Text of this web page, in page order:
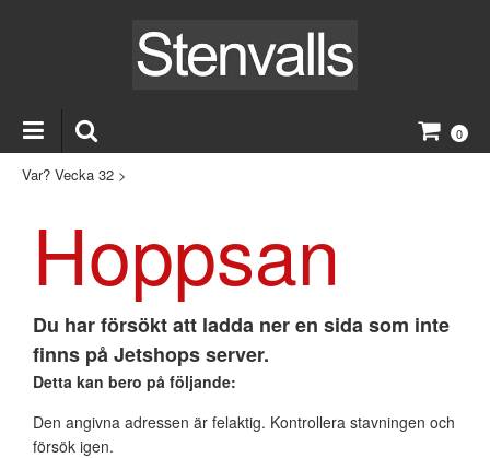
0
Var? Vecka 32 >
Hoppsan
Du har försökt att ladda ner en sida som inte
finns på Jetshops server.
Detta kan bero på följande:
Den angivna adressen är felaktig. Kontrollera stavningen och
försök igen.